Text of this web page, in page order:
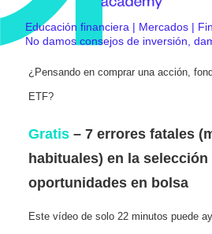
Educación financiera | Mercados |
No damos consejos de inversión,
¿Pensando en comprar una acción,
ETF?
Gratis – 7 errores fatales
habituales) en la selección
oportunidades en bolsa
Este vídeo de solo 22 minutos puede